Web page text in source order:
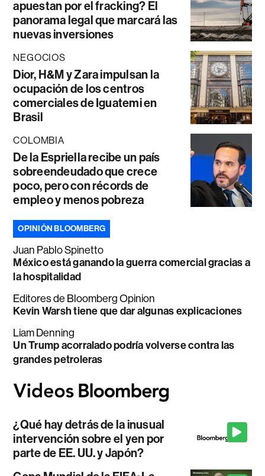
apuestan por el fracking? El
panorama legal que marcará las
nuevas inversiones
NEGOCIOS
Dior, H&M y Zara impulsan la
ocupación de los centros
comerciales de Iguatemi en
Brasil
COLOMBIA
De la Espriella recibe un país
sobreendeudado que crece
poco, pero con récords de
empleo y menos pobreza
OPINIÓN BLOOMBERG
Juan Pablo Spinetto
México está ganando la guerra comercial gracias a
la hospitalidad
Editores de Bloomberg Opinion
Kevin Warsh tiene que dar algunas explicaciones
Liam Denning
Un Trump acorralado podría volverse contra las
grandes petroleras
¿Qué hay detrás de la inusual
intervención sobre el yen por
parte de EE. UU. y Japón?